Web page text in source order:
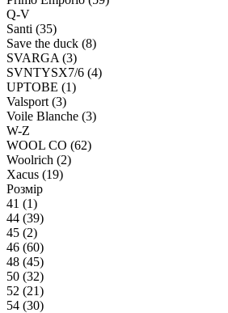
Q-V
Santi (35)
Save the duck (8)
SVARGA (3)
SVNTYSX7/6 (4)
UPTOBE (1)
Valsport (3)
Voile Blanche (3)
W-Z
WOOL CO (62)
Woolrich (2)
Xacus (19)
Розмір
41 (1)
44 (39)
45 (2)
46 (60)
48 (45)
50 (32)
52 (21)
54 (30)